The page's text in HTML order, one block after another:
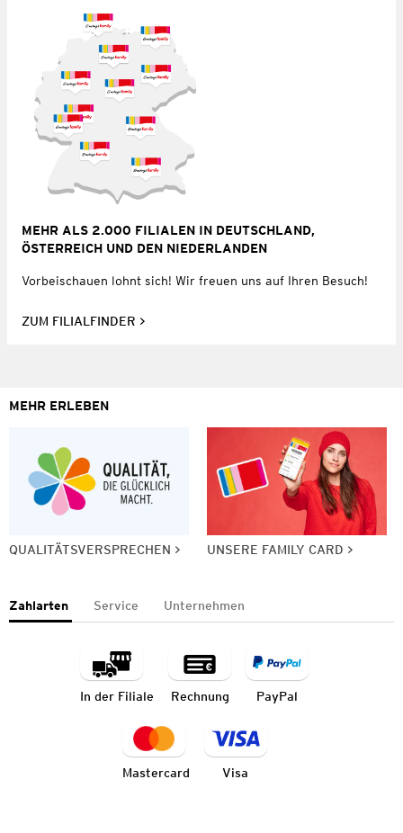
MEHR ALS 2.000 FILIALEN IN DEUTSCHLAND,
ÖSTERREICH UND DEN NIEDERLANDEN
Vorbeischauen lohnt sich! Wir freuen uns auf Ihren Besuch!
ZUM FILIALFINDER
MEHR ERLEBEN
QUALITÄTSVERSPRECHEN UNSERE FAMILY CARD
Zahlarten Service Unternehmen
In der Filiale Rechnung PayPal
Mastercard Visa